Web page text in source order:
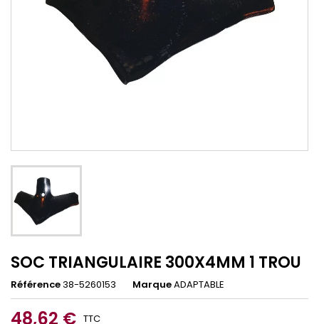
SOC TRIANGULAIRE 300X4MM 1 TROU
Référence38-5260153 MarqueADAPTABLE
48,62 € TTC